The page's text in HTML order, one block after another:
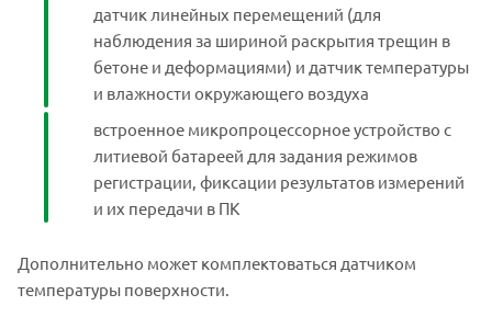
датчик линейных перемещений (для
наблюдения за шириной раскрытия трещин в
бетоне и деформациями) и датчик температуры
и влажности окружающего воздуха
встроенное микропроцессорное устройство с
литиевой батареей для задания режимов
регистрации, фиксации результатов измерений
и их передачи в ПК
Дополнительно может комплектоваться датчиком
температуры поверхности.